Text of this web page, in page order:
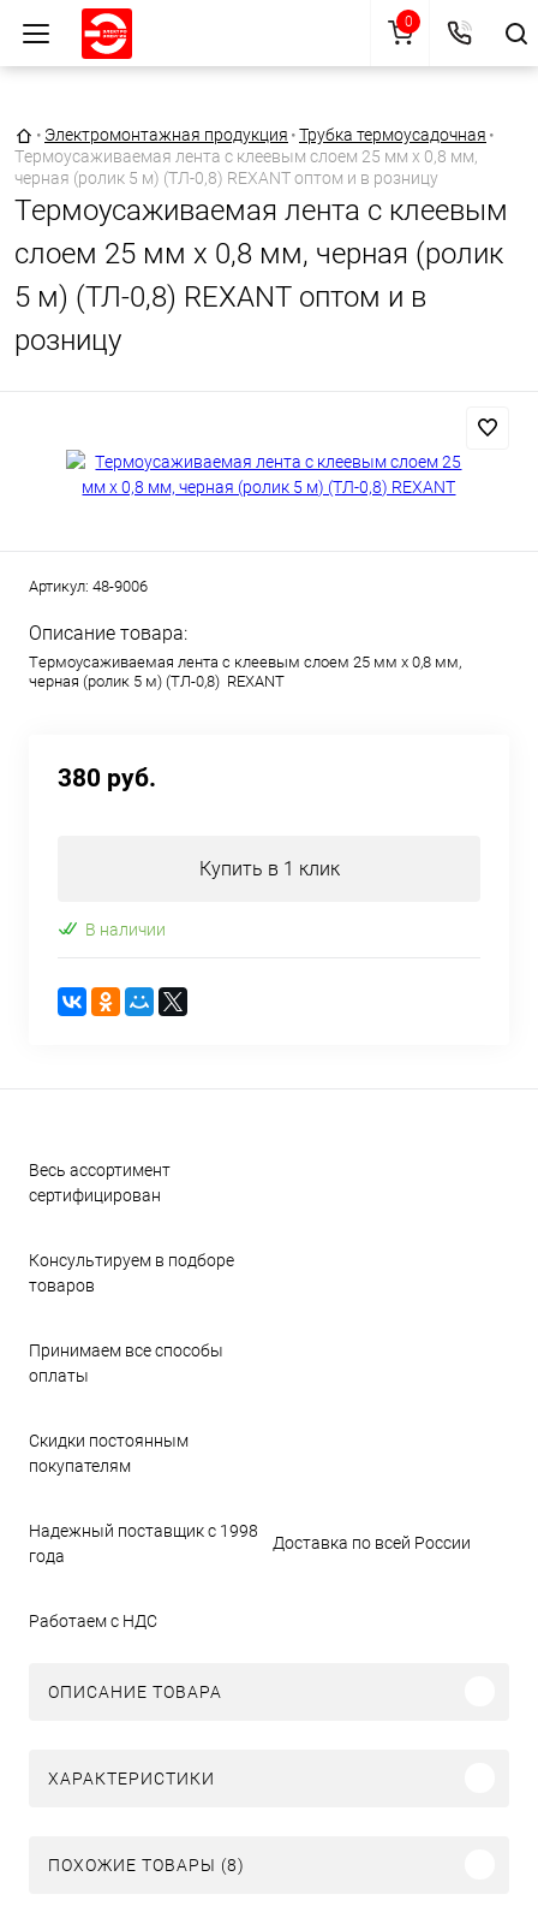
Главная страница
• Электромонтажная продукция •Трубка термоусадочная •
Тeрмоусаживаемая лента с клеевым слоем 25 мм х 0,8 мм,
черная (ролик 5 м) (ТЛ-0,8) REXANT оптом и в розницу
Тeрмоусаживаемая лента с клеевым
слоем 25 мм х 0,8 мм, черная (ролик
5 м) (ТЛ-0,8) REXANT оптом и в
розницу
Артикул: 48-9006
Описание товара:
Тeрмоусаживаемая лента с клеевым слоем 25 мм х 0,8 мм,
черная (ролик 5 м) (ТЛ-0,8) REXANT
380 руб.
Купить в 1 клик
В наличии
Весь ассортимент
сертифицирован
Консультируем в подборе
товаров
Принимаем все способы
оплаты
Скидки постоянным
покупателям
Надежный поставщик с 1998
года
Доставка по всей России
Работаем с НДС
ОПИСАНИЕ ТОВАРА
ХАРАКТЕРИСТИКИ
ПОХОЖИЕ ТОВАРЫ (8)
0